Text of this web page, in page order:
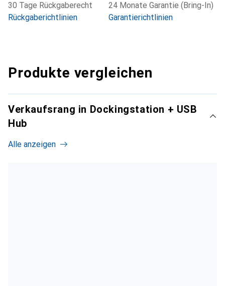
30 Tage Rückgaberecht
Rückgaberichtlinien
24 Monate Garantie (Bring-In)
Garantierichtlinien
Produkte vergleichen
Verkaufsrang in Dockingstation + USB
Hub
Alle anzeigen